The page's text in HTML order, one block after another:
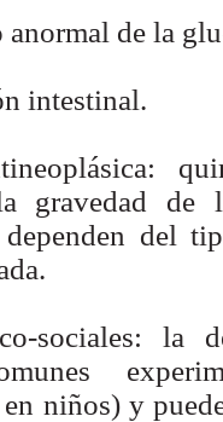
anormal de la
intestinal.
gravedad de
dependen del
sociales: la
en niños) y